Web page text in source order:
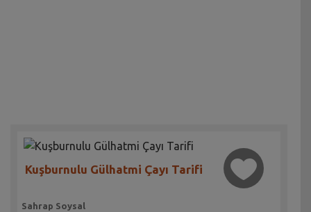
Kuşburnulu Gülhatmi Çayı Tarifi
Sahrap Soysal